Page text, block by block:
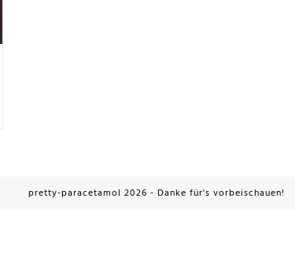
pretty-paracetamol 2026 - Danke für's vorbeischauen!